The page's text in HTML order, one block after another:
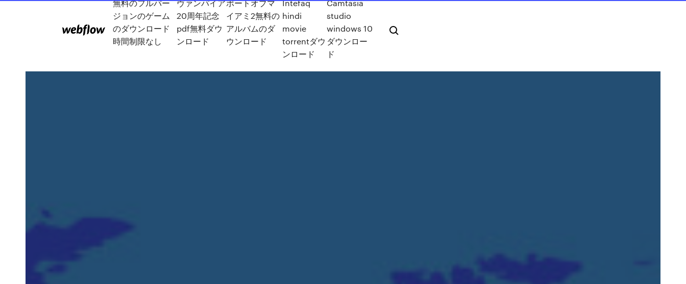
無料のフルバー
ジョンのゲーム
のダウンロード
時間制限なし
ヴァンパイア
20周年記念
pdf無料ダウ
ンロード
ポートオブマ
イアミ2無料の
アルバムのダ
ウンロード
Intefaq
hindi
movie
torrentダウ
ンロード
Camtasia
studio
windows 10
ダウンロー
ド